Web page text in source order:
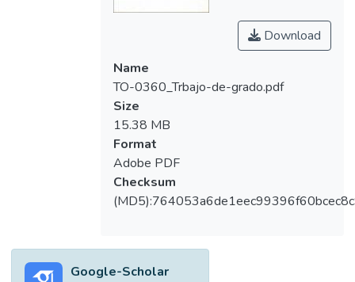
Download
Name
TO-0360_Trbajo-de-grado.pdf
Size
15.38 MB
Format
Adobe PDF
Checksum
Google-Scholar